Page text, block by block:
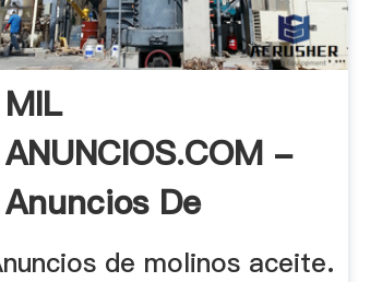
MIL
ANUNCIOS.COM -
Anuncios De
Molinos .de molinos aceite.